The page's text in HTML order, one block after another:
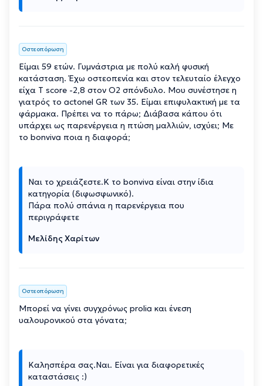
Οστεοπόρωση
Είμαι 59 ετών. Γυμνάστρια με πολύ καλή φυσική
κατάσταση. Έχω οστεοπενία και στον τελευταίο έλεγχο
είχα T score -2,8 στον Ο2 σπόνδυλο. Μου συνέστησε η
γιατρός το actonel GR των 35. Είμαι επιφυλακτική με τα
φάρμακα. Πρέπει να το πάρω; Διάβασα κάπου ότι
υπάρχει ως παρενέργεια η πτώση μαλλιών, ισχύει; Με
το bonviva ποια η διαφορά;
Ναι το χρειάζεστε.Κ το bonviva είναι στην ίδια
κατηγορία (διφωσφωνικό).
Πάρα πολύ σπάνια η παρενέργεια που
περιγράφετε
Μελίδης Χαρίτων
Οστεοπόρωση
Μπορεί να γίνει συγχρόνως prolia και ένεση
υαλουρονικού στα γόνατα;
Καλησπέρα σας.Ναι. Είναι για διαφορετικές
καταστάσεις :)